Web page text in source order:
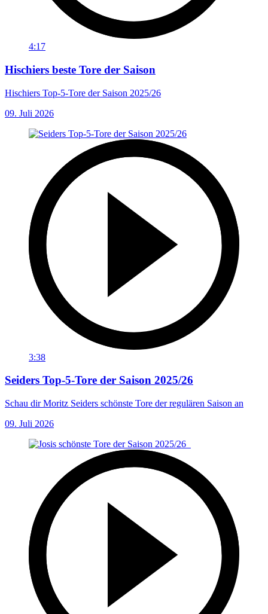
4:17
Hischiers beste Tore der Saison
Hischiers Top-5-Tore der Saison 2025/26
09. Juli 2026
3:38
Seiders Top-5-Tore der Saison 2025/26
Schau dir Moritz Seiders schönste Tore der regulären Saison an
09. Juli 2026